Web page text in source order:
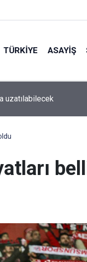
TÜRKİYE ASAYİŞ
uzatılabilecek